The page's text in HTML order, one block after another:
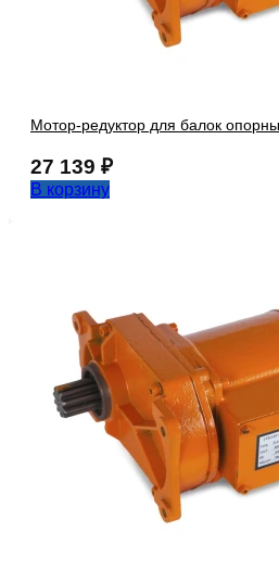
Мотор-редуктор для балок
27 139 ₽
В корзину